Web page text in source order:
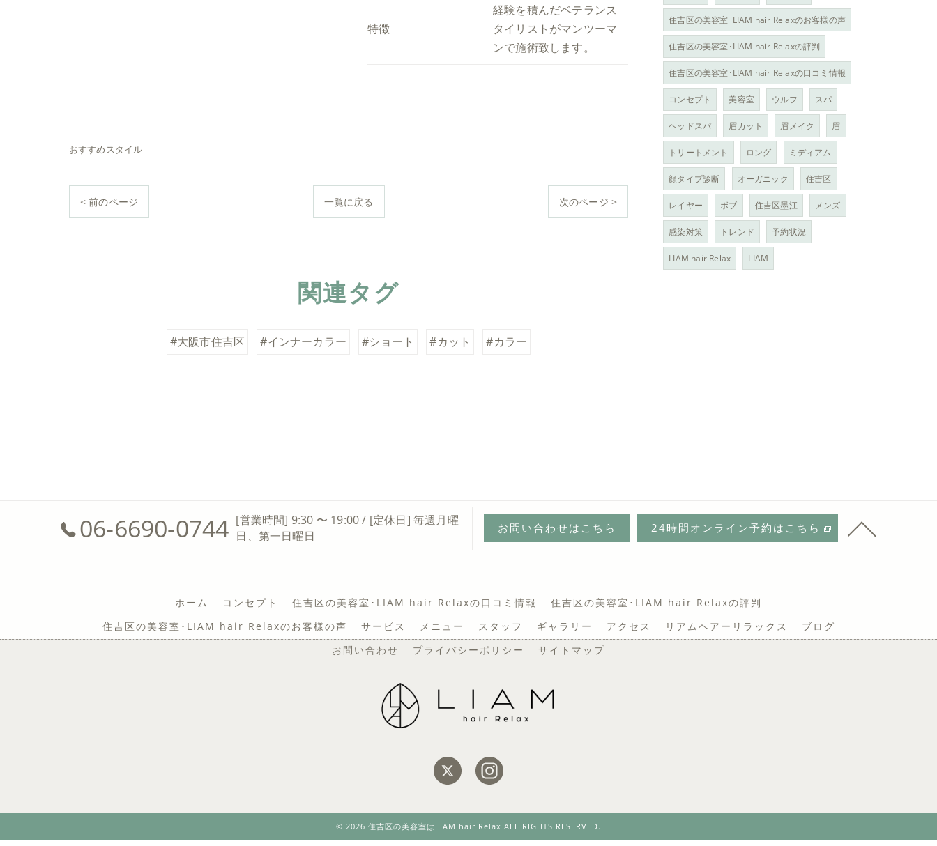
特徴
経験を積んだベテランス
タイリストがマンツーマ
ンで施術致します。
おすすめスタイル
< 前のページ 一覧に戻る 次のページ >
関連タグ
#大阪市住吉区 #インナーカラー #ショート #カット #カラー
住吉区の美容室･LIAM hair Relaxのお客様の声
住吉区の美容室･LIAM hair Relaxの評判
住吉区の美容室･LIAM hair Relaxの口コミ情報
コンセプト 美容室 ウルフ スパ
ヘッドスパ 眉カット 眉メイク 眉
トリートメント ロング ミディアム
顔タイプ診断 オーガニック 住吉区
レイヤー ボブ 住吉区墨江 メンズ
感染対策 トレンド 予約状況
LIAM hair Relax LIAM
06-6690-0744 [営業時間] 9:30 〜 19:00 / [定休日] 毎週月曜
日、第一日曜日
お問い合わせはこちら 24時間オンライン予約はこちら
ホーム コンセプト 住吉区の美容室･LIAM hair Relaxの口コミ情報
住吉区の美容室･LIAM hair Relaxの評判
住吉区の美容室･LIAM hair Relaxのお客様の声
サービス メニュー スタッフ ギャラリー アクセス リアムヘアーリラックス
ブログ
お問い合わせ
プライバシーポリシー サイトマップ
© 2026 住吉区の美容室はLIAM hair Relax ALL RIGHTS RESERVED.